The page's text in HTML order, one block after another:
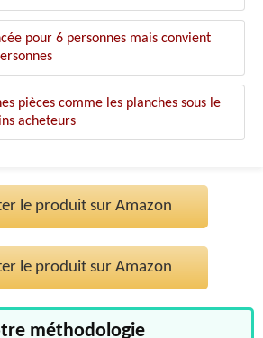
pour 6 personnes mais convient
pièces comme les planches sous le
acheteurs
le produit sur Amazon
le produit sur Amazon
méthodologie